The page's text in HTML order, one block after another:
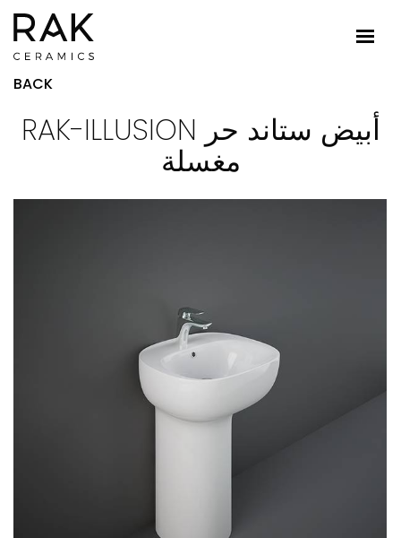
BACK
RAK-ILLUSION أبيض ستاند حر
مغسلة